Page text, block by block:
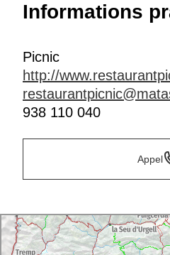
Informations
Picnic
http://
938 110 040
Appel